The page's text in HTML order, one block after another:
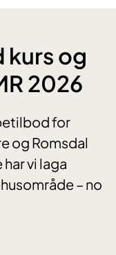
kurs og
2026
for
og Romsdal
vi laga
– no